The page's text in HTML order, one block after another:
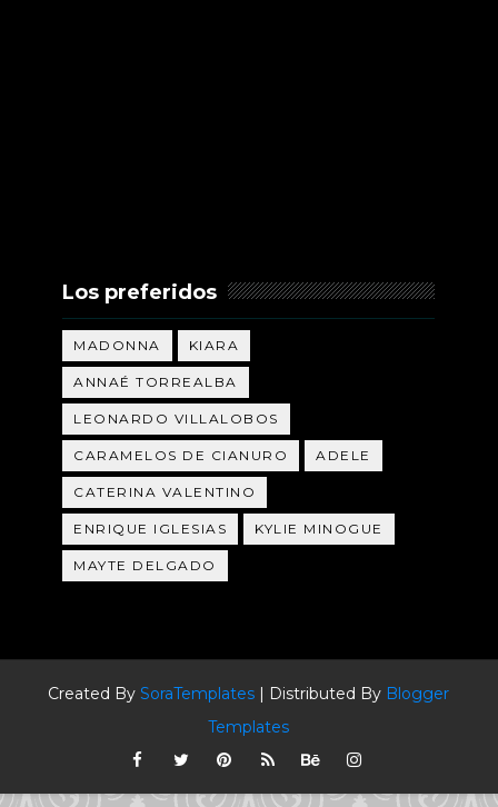
Los preferidos
MADONNA KIARA
ANNAÉ TORREALBA
LEONARDO VILLALOBOS
CARAMELOS DE CIANURO ADELE
CATERINA VALENTINO
ENRIQUE IGLESIAS KYLIE MINOGUE
MAYTE DELGADO
Created BySoraTemplates | Distributed By Blogger
Templates